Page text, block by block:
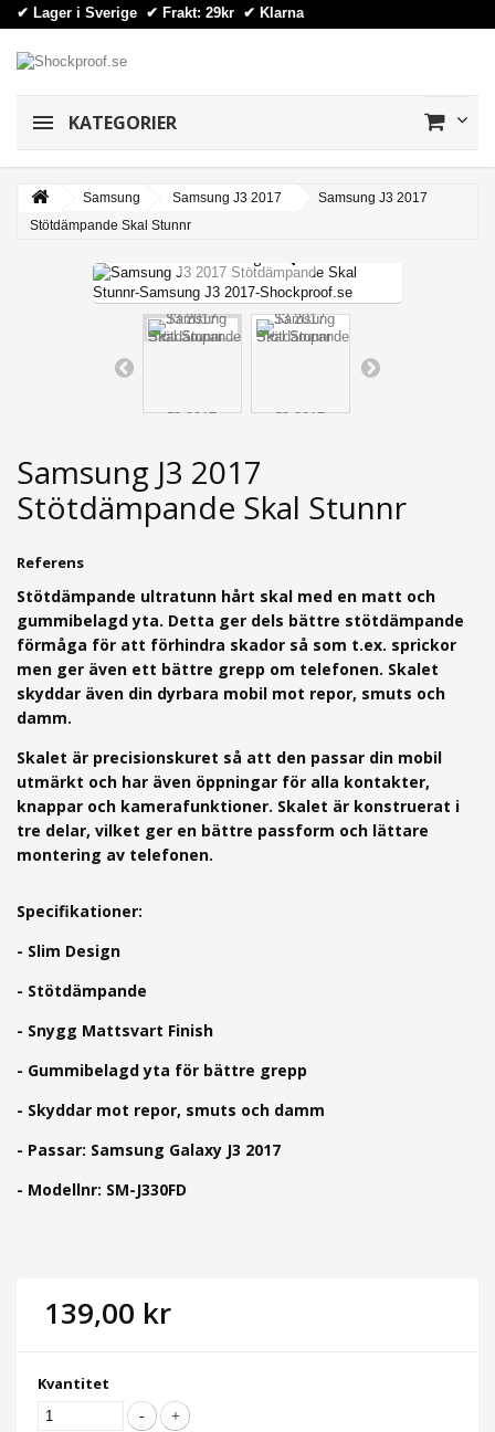
✔ Lager i Sverige ✔ Frakt: 29kr ✔ Klarna
KATEGORIER
Samsung Samsung J3 2017
Samsung J3 2017
Stötdämpande Skal Stunnr
Samsung J3 2017
Stötdämpande Skal Stunnr
Referens
Stötdämpande ultratunn hårt skal med en matt och
gummibelagd yta. Detta ger dels bättre stötdämpande
förmåga för att förhindra skador så som t.ex. sprickor
men ger även ett bättre grepp om telefonen. Skalet
skyddar även din dyrbara mobil mot repor, smuts och
damm.
Skalet är precisionskuret så att den passar din mobil
utmärkt och har även öppningar för alla kontakter,
knappar och kamerafunktioner. Skalet är konstruerat i
tre delar, vilket ger en bättre passform och lättare
montering av telefonen.
Specifikationer:
- Slim Design
- Stötdämpande
- Snygg Mattsvart Finish
- Gummibelagd yta för bättre grepp
- Skyddar mot repor, smuts och damm
- Passar: Samsung Galaxy J3 2017
- Modellnr: SM-J330FD
139,00 kr
Kvantitet